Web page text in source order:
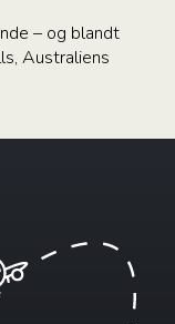
– og blandt
Australiens